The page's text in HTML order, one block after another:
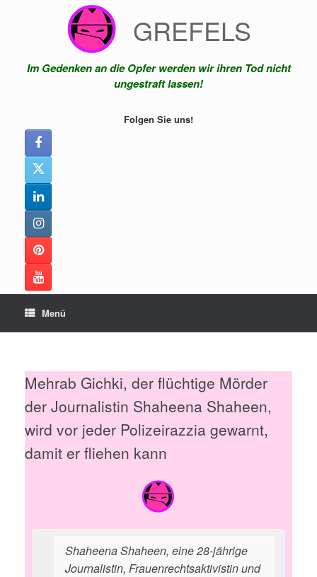
GREFELS
Im Gedenken an die Opfer werden wir ihren Tod nicht
ungestraft lassen!
Folgen Sie uns!
Menü
Mehrab Gichki, der flüchtige Mörder
der Journalistin Shaheena Shaheen,
wird vor jeder Polizeirazzia gewarnt,
damit er fliehen kann
Shaheena Shaheen, eine 28-jährige
Journalistin, Frauenrechtsaktivistin und